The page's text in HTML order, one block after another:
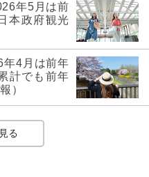
年5月は前
本政府観光
年4月は前年
計でも前年
）
る